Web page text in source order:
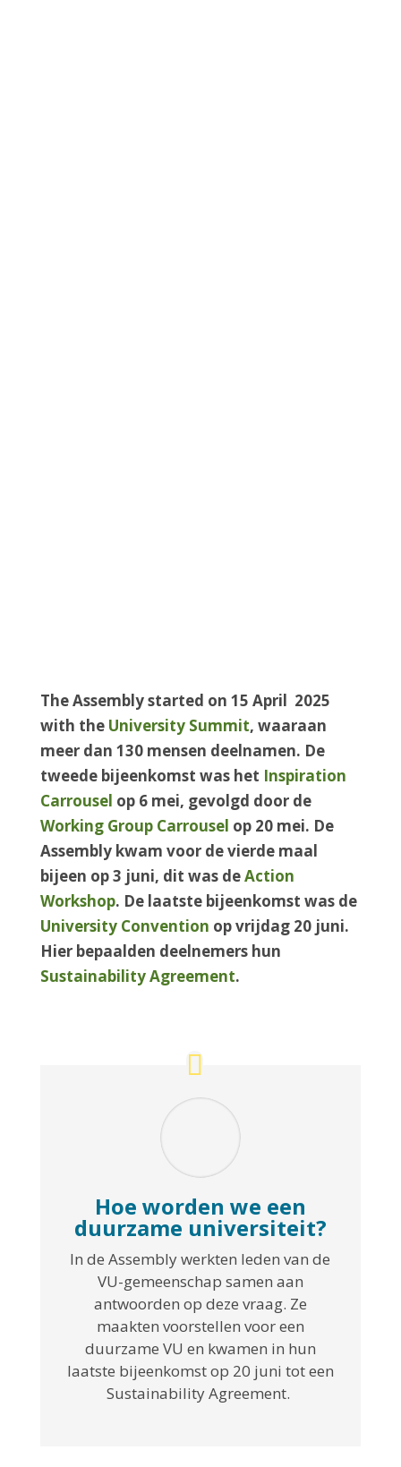
The Assembly started on 15 April 2025
with the University Summit, waaraan
meer dan 130 mensen deelnamen. De
tweede bijeenkomst was het Inspiration
Carrousel op 6 mei, gevolgd door de
Working Group Carrousel op 20 mei. De
Assembly kwam voor de vierde maal
bijeen op 3 juni, dit was deAction
Workshop. De laatste bijeenkomst was de
University Convention op vrijdag 20 juni.
Hier bepaalden deelnemers hun
Sustainability Agreement.
Hoe worden we een
duurzame universiteit?
In de Assembly werkten leden van de
VU-gemeenschap samen aan
antwoorden op deze vraag. Ze
maakten voorstellen voor een
duurzame VU en kwamen in hun
laatste bijeenkomst op 20 juni tot een
Sustainability Agreement.